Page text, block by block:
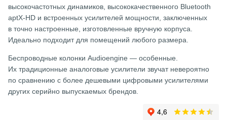
высокочастотных динамиков, высококачественного Bluetooth
aptX-HD и встроенных усилителей мощности, заключенных
в точно настроенные, изготовленные вручную корпуса.
Идеально подходит для помещений любого размера.
Беспроводные колонки Audioengine — особенные.
Их традиционные аналоговые усилители звучат невероятно
по сравнению с более дешевыми цифровыми усилителями
других серийно выпускаемых брендов.